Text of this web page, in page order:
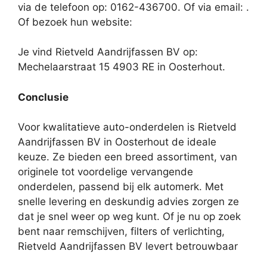
via de telefoon op: 0162-436700. Of via email: .
Of bezoek hun website:
Je vind Rietveld Aandrijfassen BV op:
Mechelaarstraat 15 4903 RE in Oosterhout.
Conclusie
Voor kwalitatieve auto-onderdelen is Rietveld
Aandrijfassen BV in Oosterhout de ideale
keuze. Ze bieden een breed assortiment, van
originele tot voordelige vervangende
onderdelen, passend bij elk automerk. Met
snelle levering en deskundig advies zorgen ze
dat je snel weer op weg kunt. Of je nu op zoek
bent naar remschijven, filters of verlichting,
Rietveld Aandrijfassen BV levert betrouwbaar